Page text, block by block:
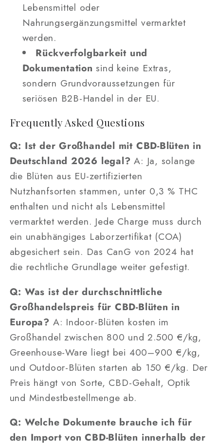
Lebensmittel oder
Nahrungsergänzungsmittel vermarktet
werden.
Rückverfolgbarkeit und
Dokumentation sind keine Extras,
sondern Grundvoraussetzungen für
seriösen B2B-Handel in der EU.
Frequently Asked Questions
Q: Ist der Großhandel mit CBD-Blüten in
Deutschland 2026 legal? A: Ja, solange
die Blüten aus EU-zertifizierten
Nutzhanfsorten stammen, unter 0,3 % THC
enthalten und nicht als Lebensmittel
vermarktet werden. Jede Charge muss durch
ein unabhängiges Laborzertifikat (COA)
abgesichert sein. Das CanG von 2024 hat
die rechtliche Grundlage weiter gefestigt.
Q: Was ist der durchschnittliche
Großhandelspreis für CBD-Blüten in
Europa? A: Indoor-Blüten kosten im
Großhandel zwischen 800 und 2.500 €/kg,
Greenhouse-Ware liegt bei 400–900 €/kg,
und Outdoor-Blüten starten ab 150 €/kg. Der
Preis hängt von Sorte, CBD-Gehalt, Optik
und Mindestbestellmenge ab.
Q: Welche Dokumente brauche ich für
den Import von CBD-Blüten innerhalb der